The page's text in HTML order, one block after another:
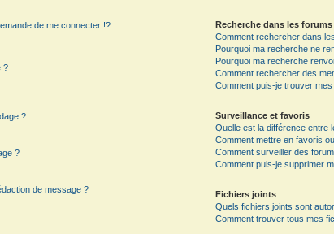
de me connecter !?
?
?
?
de message ?
Recherche dans les forums
Comment rechercher dans
Pourquoi ma recherche ne
Pourquoi ma recherche
Comment rechercher des
Comment puis-je trouver
Surveillance et favoris
Quelle est la différence entre
Comment mettre en favoris
Comment surveiller des
Comment puis-je supprimer
Fichiers joints
Quels fichiers joints sont
Comment trouver tous mes